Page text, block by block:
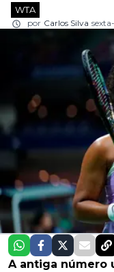
WTA
por Carlos Silva
A antiga número